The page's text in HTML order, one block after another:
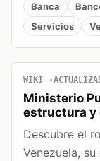
Banca
Servicios
WIKI
Ministerio
estructura y
Descubre el
Venezuela,